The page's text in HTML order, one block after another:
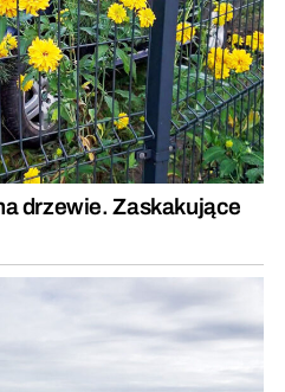
drzewie. Zaskakujące